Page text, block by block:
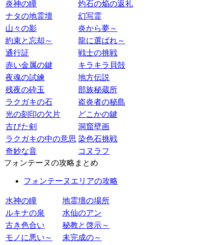
炎神の瞳
灼石の焔の返礼
ナタの地霊壇
幻写霊
山々の影
炎から夢～
約束と忘却～
龍に選ばれ～
通行証
戦士の挑戦
赤い金属の鍵
キラキラ貝殻
夜魂の試練
地方伝説
残夜の砕玉
部族秘蔵所
ラクガキの石
盗炎者の秘島
光の刻印の欠片
どこかの鍵
古びた剣
洞窟壁画
ラクガキの中の意思 染色石挑戦
奇妙な音
コヌラフ
フォンテーヌの攻略まとめ
フォンテーヌエリアの攻略
水神の瞳
地霊壇の場所
ルキナの泉
水仙のアン
古き色合い
秘教と啓示～
モノに悪い～
未完成の～